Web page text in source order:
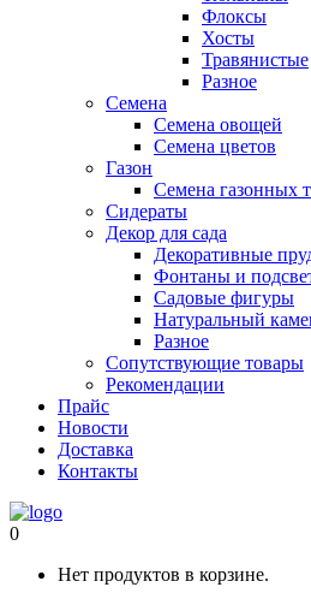
Флоксы
Хосты
Травянистые
Разное
Семена
Семена овощей
Семена цветов
Газон
Семена газонных
Сидераты
Декор для сада
Декоративные
Фонтаны и
Садовые фигуры
Натуральный
Разное
Сопутствующие товары
Рекомендации
Прайс
Новости
Доставка
Контакты
0
Нет продуктов в корзине.